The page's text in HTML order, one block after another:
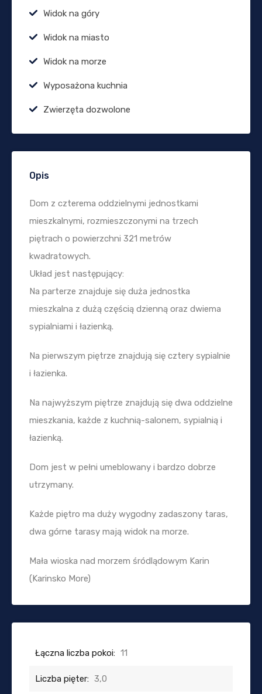
Widok na góry
Widok na miasto
Widok na morze
Wyposażona kuchnia
Zwierzęta dozwolone
Opis
Dom z czterema oddzielnymi jednostkami
mieszkalnymi, rozmieszczonymi na trzech
piętrach o powierzchni 321 metrów
kwadratowych.
Układ jest następujący:
Na parterze znajduje się duża jednostka
mieszkalna z dużą częścią dzienną oraz dwiema
sypialniami i łazienką.
Na pierwszym piętrze znajdują się cztery sypialnie
i łazienka.
Na najwyższym piętrze znajdują się dwa oddzielne
mieszkania, każde z kuchnią-salonem, sypialnią i
łazienką.
Dom jest w pełni umeblowany i bardzo dobrze
utrzymany.
Każde piętro ma duży wygodny zadaszony taras,
dwa górne tarasy mają widok na morze.
Mała wioska nad morzem śródlądowym Karin
(Karinsko More)
Łączna liczba pokoi: 11
Liczba pięter: 3,0